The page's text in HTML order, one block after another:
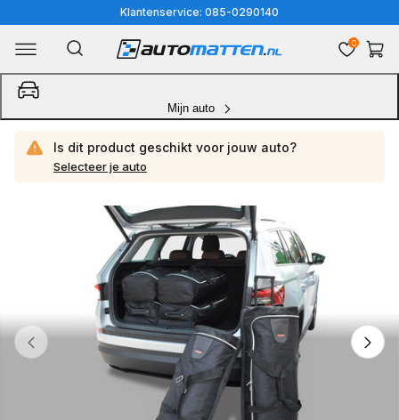
naar
content
Klantenservice: 085-0290140
Mijn auto
0
Is dit product geschikt voor jouw auto?
Selecteer je auto
productinformatie
van
media
openen
in
galerieweergave
1/van
4